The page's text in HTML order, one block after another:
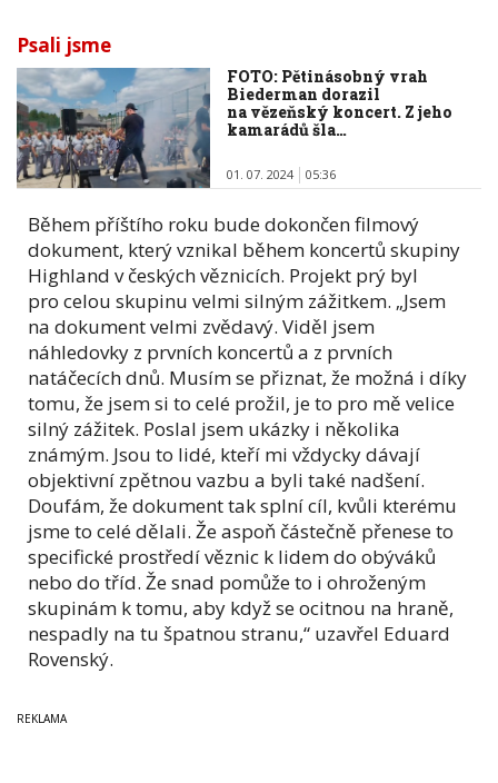
Psali jsme
FOTO: Pětinásobný vrah
Biederman dorazil
na vězeňský koncert. Z jeho
kamarádů šla…
01. 07. 2024 05:36
Během příštího roku bude dokončen filmový
dokument, který vznikal během koncertů skupiny
Highland v českých věznicích. Projekt prý byl
pro celou skupinu velmi silným zážitkem. „Jsem
na dokument velmi zvědavý. Viděl jsem
náhledovky z prvních koncertů a z prvních
natáčecích dnů. Musím se přiznat, že možná i díky
tomu, že jsem si to celé prožil, je to pro mě velice
silný zážitek. Poslal jsem ukázky i několika
známým. Jsou to lidé, kteří mi vždycky dávají
objektivní zpětnou vazbu a byli také nadšení.
Doufám, že dokument tak splní cíl, kvůli kterému
jsme to celé dělali. Že aspoň částečně přenese to
specifické prostředí věznic k lidem do obýváků
nebo do tříd. Že snad pomůže to i ohroženým
skupinám k tomu, aby když se ocitnou na hraně,
nespadly na tu špatnou stranu,“ uzavřel Eduard
Rovenský.